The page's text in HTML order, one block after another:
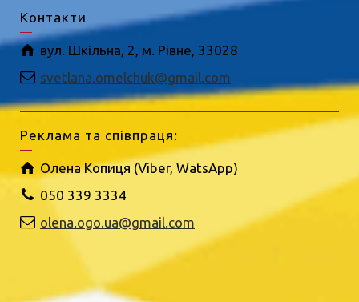
Контакти
вул. Шкільна, 2, м. Рівне, 33028
svetlana.omelchuk@gmail.com
Реклама та співпраця:
Олена Копиця (Viber, WatsApp)
050 339 3334
olena.ogo.ua@gmail.com